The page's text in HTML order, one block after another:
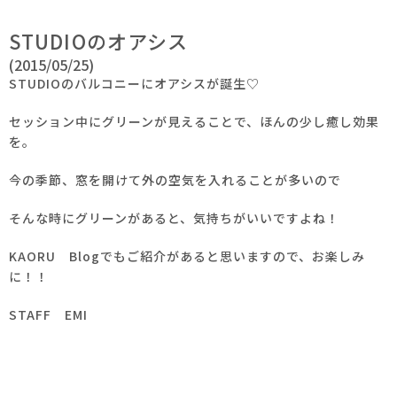
STUDIOのオアシス
(2015/05/25)
STUDIOのバルコニーにオアシスが誕生♡
セッション中にグリーンが見えることで、ほんの少し癒し効果
を。
今の季節、窓を開けて外の空気を入れることが多いので
そんな時にグリーンがあると、気持ちがいいですよね！
KAORU Blogでもご紹介があると思いますので、お楽しみ
に！！
STAFF EMI